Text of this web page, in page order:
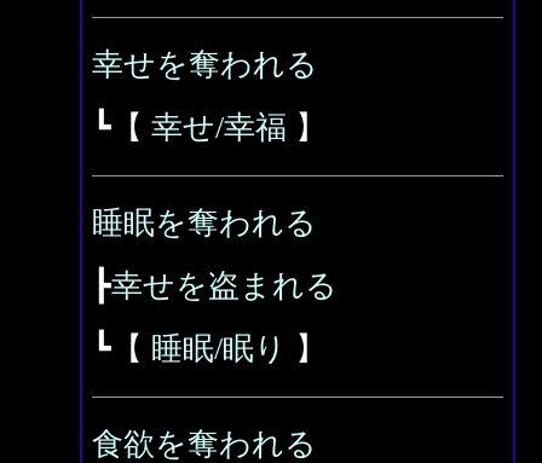
幸せを奪われる
┗【 幸せ/幸福 】
睡眠を奪われる
┣幸せを盗まれる
┗【 睡眠/眠り 】
食欲を奪われる